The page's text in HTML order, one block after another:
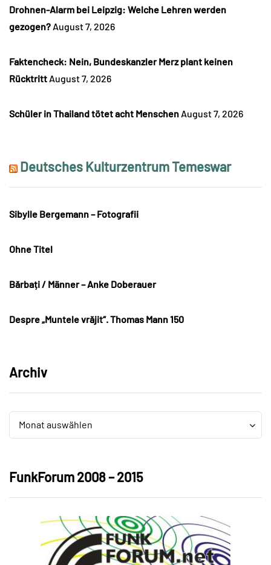
Drohnen-Alarm bei Leipzig: Welche Lehren werden
gezogen? August 7, 2026
Faktencheck: Nein, Bundeskanzler Merz plant keinen
Rücktritt August 7, 2026
Schüler in Thailand tötet acht Menschen August 7, 2026
Deutsches Kulturzentrum Temeswar
Sibylle Bergemann – Fotografii
Ohne Titel
Bărbați / Männer – Anke Doberauer
Despre „Muntele vrăjit“. Thomas Mann 150
Archiv
Archiv
Monat auswählen
Archiv
FunkForum 2008 – 2015